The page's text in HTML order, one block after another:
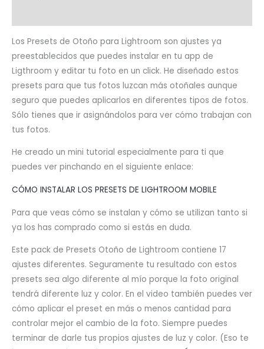
Los Presets de Otoño para Lightroom son ajustes ya
preestablecidos que puedes instalar en tu app de
Ligthroom y editar tu foto en un click. He diseñado estos
presets para que tus fotos luzcan más otoñales aunque
seguro que puedes aplicarlos en diferentes tipos de fotos.
Sólo tienes que ir asignándolos para ver cómo trabajan con
tus fotos.
He creado un mini tutorial especialmente para ti que
puedes ver pinchando en el siguiente enlace:
CÓMO INSTALAR LOS PRESETS DE LIGHTROOM MOBILE
Para que veas cómo se instalan y cómo se utilizan tanto si
ya los has comprado como si estás en duda.
Este pack de Presets Otoño de Lightroom contiene 17
ajustes diferentes. Seguramente tu resultado con estos
presets sea algo diferente al mío porque la foto original
tendrá diferente luz y color. En el video también puedes ver
cómo aplicar el preset en más o menos cantidad para
controlar mejor el cambio de la foto. Siempre puedes
terminar de darle tus propios ajustes de luz y color. (Eso te